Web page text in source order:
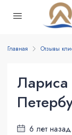
Главная Отзывы
Лариса
6 лет назад